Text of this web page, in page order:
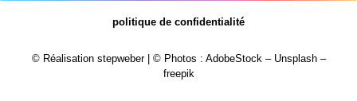
politique de confidentialité
© Réalisation stepweber| © Photos : AdobeStock – Unsplash –
freepik